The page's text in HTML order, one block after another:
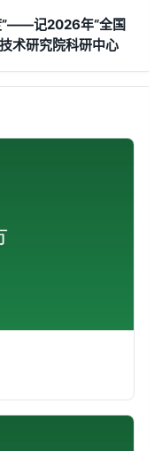
”——记2026年“全国
术研究院科研中心